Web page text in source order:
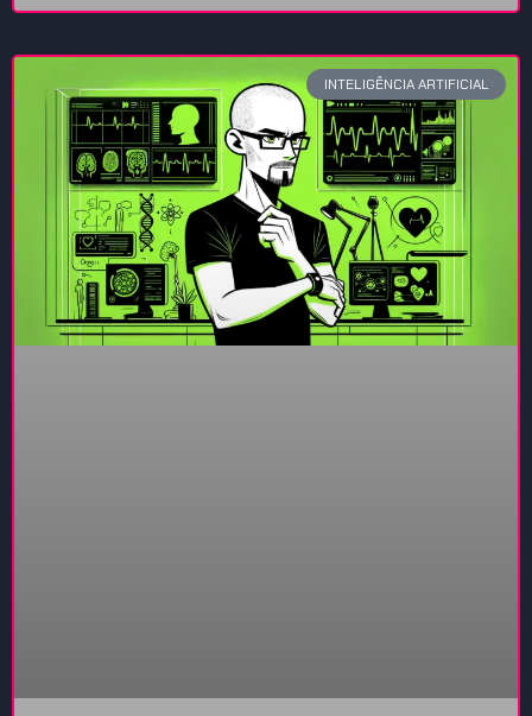
INTELIGÊNCIA ARTIFICIAL